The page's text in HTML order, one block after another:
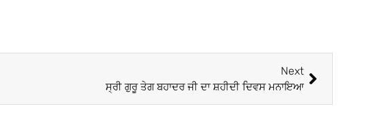
Next
ਸ੍ਰੀ ਗੁਰੂ ਤੇਗ ਬਹਾਦਰ ਜੀ ਦਾ ਸ਼ਹੀਦੀ ਦਿਵਸ ਮਨਾਇਆ